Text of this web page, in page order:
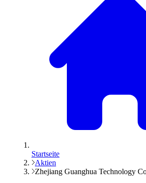
Startseite
Aktien
Zhejiang Guanghua Technology